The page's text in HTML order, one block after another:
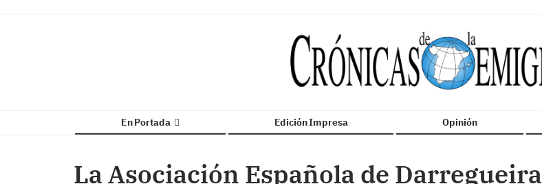
En Portada Edición Impresa Opinión
La Asociación Española de Darregueira